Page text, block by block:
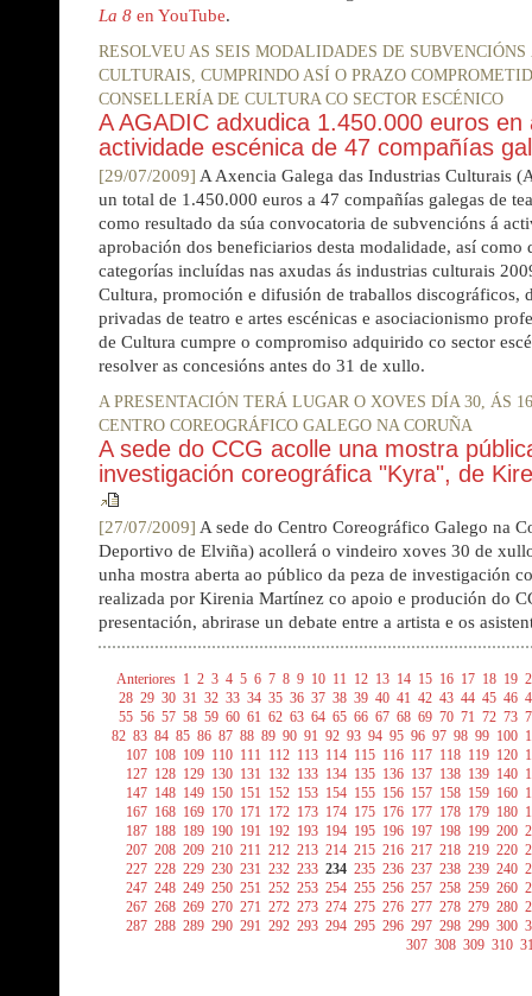
La 8 en YouTube.
RESOLVEU AS SEIS MODALIDADES DE
CULTURAIS, CUMPRINDO ASÍ O PRAZO
CONSELLERÍA DE CULTURA CO SECTOR ESCÉNICO
A AGADIC adxudica 1.450.000 euros en
actividade escénica de 47 compañías
[29/07/2009] A Axencia Galega das Industrias Culturais
un total de 1.450.000 euros a 47 compañías galegas de
como resultado da súa convocatoria de subvencións á
aprobación dos beneficiarios desta modalidade, así como
categorías incluídas nas axudas ás industrias culturais
Cultura, promoción e difusión de traballos discográficos,
privadas de teatro e artes escénicas e asociacionismo
de Cultura cumpre o compromiso adquirido co sector
resolver as concesións antes do 31 de xullo.
A PRESENTACIÓN TERÁ LUGAR O XOVES DÍA 30, ÁS
CENTRO COREOGRÁFICO GALEGO NA CORUÑA
A sede do CCG acolle una mostra
investigación coreográfica "Kyra", de
[27/07/2009] A sede do Centro Coreográfico Galego na
Deportivo de Elviña) acollerá o vindeiro xoves 30 de
unha mostra aberta ao público da peza de investigación
realizada por Kirenia Martínez co apoio e produción do
presentación, abrirase un debate entre a artista e os
Anteriores 1 2 3 4 5 6 7 8 9 10 11 12 13 14 15 16 17 18 19
28 29 30 31 32 33 34 35 36 37 38 39 40 41 42 43 44 45 46
55 56 57 58 59 60 61 62 63 64 65 66 67 68 69 70 71 72 73
82 83 84 85 86 87 88 89 90 91 92 93 94 95 96 97 98 99 100
107 108 109 110 111 112 113 114 115 116 117 118 119 120
127 128 129 130 131 132 133 134 135 136 137 138 139 140
147 148 149 150 151 152 153 154 155 156 157 158 159 160
167 168 169 170 171 172 173 174 175 176 177 178 179 180
187 188 189 190 191 192 193 194 195 196 197 198 199 200
207 208 209 210 211 212 213 214 215 216 217 218 219 220
227 228 229 230 231 232 233 234 235 236 237 238 239 240
247 248 249 250 251 252 253 254 255 256 257 258 259 260
267 268 269 270 271 272 273 274 275 276 277 278 279 280
287 288 289 290 291 292 293 294 295 296 297 298 299 300
307 308 309 310